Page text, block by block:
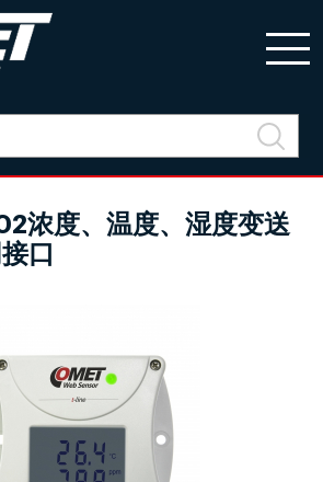
浓度、温度、湿度变送
口